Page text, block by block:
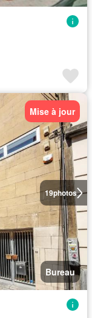
19photos
Mise à jour
Bureau